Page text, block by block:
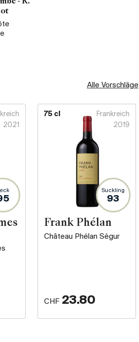
- R.
Alle Vorschläge
2021
75 cl
Frankreich
2019
Suckling
93
Frank Phélan
Château Phélan Ségur
CHF 23.80